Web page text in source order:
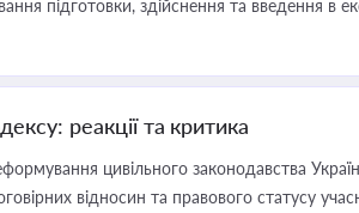
підготовки, здійснення та введення в
реакції та критика
цивільного законодавства
відносин та правового статусу